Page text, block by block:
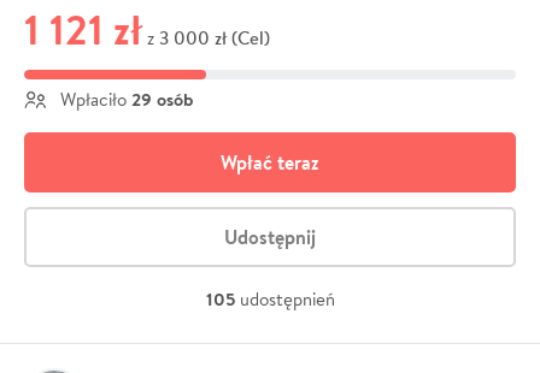
1 121 zł z 3 000 zł (Cel)
Wpłaciło 29 osób
Wpłać teraz
Udostępnij
105 udostępnień